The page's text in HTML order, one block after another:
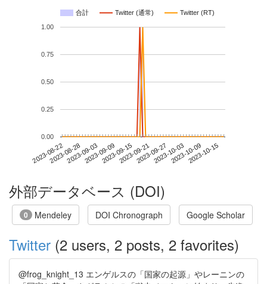
合計 Twitter (通常) Twitter (RT)
2023-08-222023-08-282023-09-032023-09-092023-09-152023-09-212023-09-272023-10-032023-10-092023-10-15
0.00
0.25
0.50
0.75
1.00
外部データベース (DOI)
0 Mendeley DOI Chronograph Google Scholar
Twitter (2 users, 2 posts, 2 favorites)
@frog_knight_13 エンゲルスの「国家の起源」やレーニンの